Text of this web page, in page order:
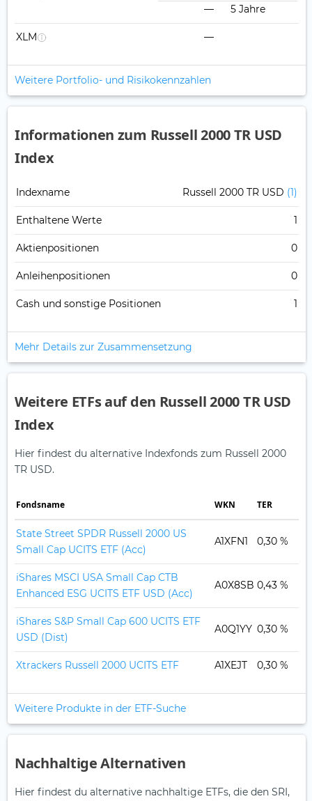
—
5 Jahre
XLM —
Weitere Portfolio- und Risikokennzahlen
Informationen zum Russell 2000 TR USD
Index
Indexname Russell 2000 TR USD (1)
Enthaltene Werte 1
Aktienpositionen 0
Anleihenpositionen 0
Cash und sonstige Positionen 1
Mehr Details zur Zusammensetzung
Weitere ETFs auf den Russell 2000 TR USD
Index
Hier findest du alternative Indexfonds zum Russell 2000
TR USD.
Fonds­name WKN TER
State Street SPDR Russell 2000 US
Small Cap UCITS ETF (Acc)
A1XFN1 0,30 %
iShares MSCI USA Small Cap CTB
Enhanced ESG UCITS ETF USD (Acc)
A0X8SB 0,43 %
iShares S&P Small Cap 600 UCITS ETF
USD (Dist)
A0Q1YY 0,30 %
Xtrackers Russell 2000 UCITS ETF A1XEJT 0,30 %
Weitere Produkte in der ETF-Suche
Nachhaltige Alternativen
Hier findest du alternative nachhaltige ETFs, die den SRI,